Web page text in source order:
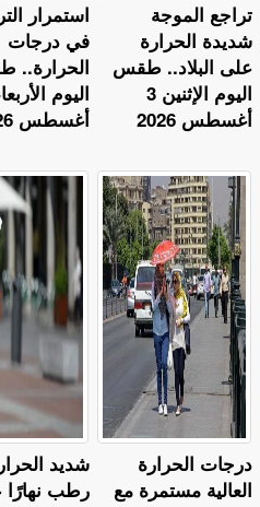
استمرار
في درجات
أغسطس 2026
تراجع الموجة
شديدة الحرارة
على البلاد.. طقس
اليوم الإثنين 3
أغسطس 2026
​شديد
رطب نهارًا
​درجات الحرارة
العالية مستمرة مع